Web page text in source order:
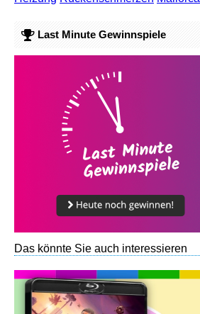
Last Minute Gewinnspiele
Das könnte Sie auch interessieren